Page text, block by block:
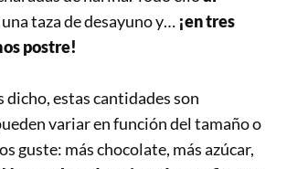
taza de desayuno y…¡en tres
postre!
dicho, estas cantidades son
variar en función del tamaño o
guste: más chocolate, más azúcar,